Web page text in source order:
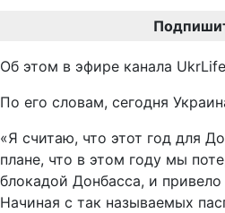
Об этом в эфире канала
По его словам, сегодня
«Я считаю, что этот год для
плане, что в этом году мы
блокадой Донбасса, и
Начиная с так называемых